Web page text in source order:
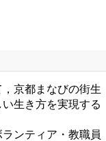
京都まなびの街生
生き方を実現する
ンティア・教職員